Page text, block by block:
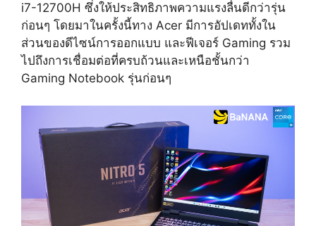
i7-12700H ซึ่งให้ประสิทธิภาพความแรงลื่นดีกว่ารุ่น
ก่อนๆ โดยมาในครั้งนี้ทาง Acer มีการอัปเดททั้งใน
ส่วนของดีไซน์การออกแบบ และฟีเจอร์ Gaming รวม
ไปถึงการเชื่อมต่อที่ครบถ้วนและเหนือชั้นกว่า
Gaming Notebook รุ่นก่อนๆ